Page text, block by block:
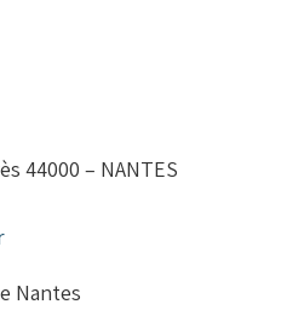
44000 – NANTES
Nantes